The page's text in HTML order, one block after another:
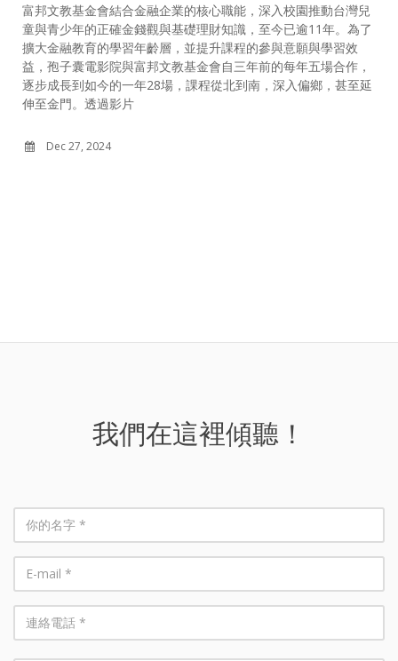
富邦文教基金會結合金融企業的核心職能，深入校園推動台灣兒
童與青少年的正確金錢觀與基礎理財知識，至今已逾11年。為了
擴大金融教育的學習年齡層，並提升課程的參與意願與學習效
益，孢子囊電影院與富邦文教基金會自三年前的每年五場合作，
逐步成長到如今的一年28場，課程從北到南，深入偏鄉，甚至延
伸至金門。透過影片
Dec 27, 2024
我們在這裡傾聽！